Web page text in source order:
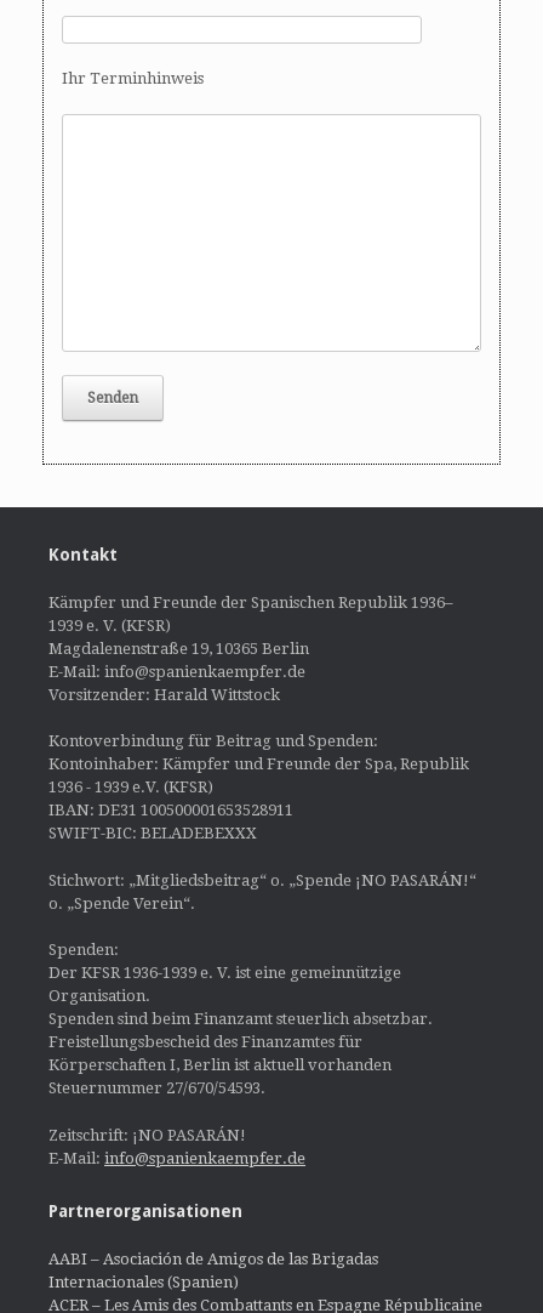
Ihr Terminhinweis
Kontakt
Kämpfer und Freunde der Spanischen Republik 1936–
1939 e. V. (KFSR)
Magdalenenstraße 19, 10365 Berlin
E-Mail: info@spanienkaempfer.de
Vorsitzender: Harald Wittstock
Kontoverbindung für Beitrag und Spenden:
Kontoinhaber: Kämpfer und Freunde der Spa, Republik
1936 - 1939 e.V. (KFSR)
IBAN: DE31 100500001653528911
SWIFT-BIC: BELADEBEXXX
Stichwort: „Mitgliedsbeitrag“ o. „Spende ¡NO PASARÁN!“
o. „Spende Verein“.
Spenden:
Der KFSR 1936-1939 e. V. ist eine gemeinnützige
Organisation.
Spenden sind beim Finanzamt steuerlich absetzbar.
Freistellungsbescheid des Finanzamtes für
Körperschaften I, Berlin ist aktuell vorhanden
Steuernummer 27/670/54593.
Zeitschrift: ¡NO PASARÁN!
E-Mail: info@spanienkaempfer.de
Partnerorganisationen
AABI – Asociación de Amigos de las Brigadas
Internacionales (Spanien)
ACER – Les Amis des Combattants en Espagne Républicaine